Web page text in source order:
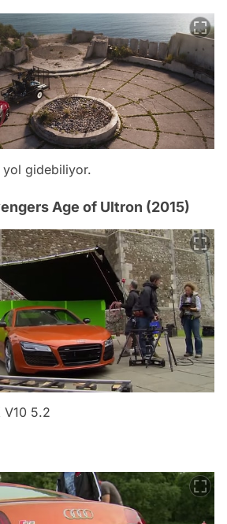
yol gidebiliyor.
Age of Ultron (2015)
V10 5.2